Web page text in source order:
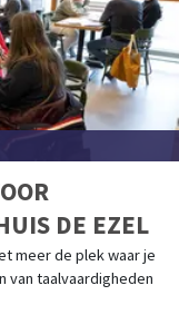
DE EZEL
meer de plek waar je
van taalvaardigheden